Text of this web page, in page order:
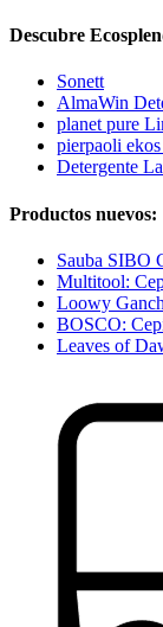
Descubre
Sonett
AlmaWin
planet pure
pierpaoli
Detergente
Productos nuevos:
Sauba SIBO
Multitool:
Loowy
BOSCO:
Leaves of